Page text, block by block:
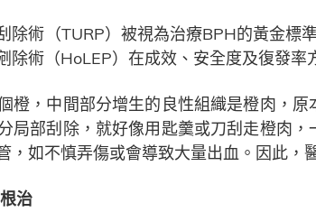
除術（TURP）被視為治療BPH的黃金標
除術（HoLEP）在成效、安全度及復發率
橙，中間部分增生的良性組織是橙肉，
局部刮除，就好像用匙羹或刀刮走橙肉
，如不慎弄傷或會導致大量出血。因此
治